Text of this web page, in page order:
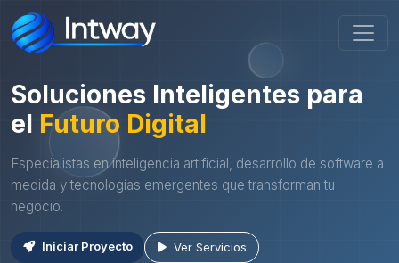
Soluciones Inteligentes para
el Futuro Digital
Especialistas en inteligencia artificial, desarrollo de software a
medida y tecnologías emergentes que transforman tu
negocio.
Iniciar Proyecto Ver Servicios